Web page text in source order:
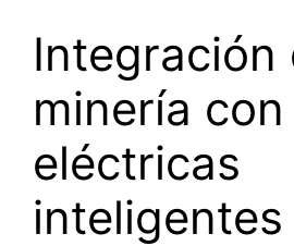
Integración
minería
eléctricas
inteligentes